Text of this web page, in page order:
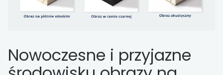
Nowoczesne i przyjazne